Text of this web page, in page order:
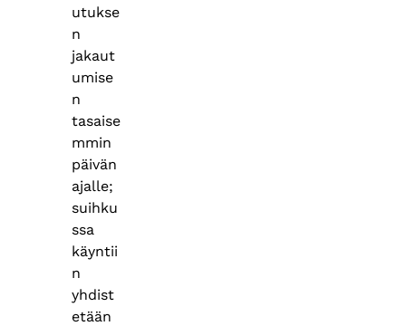
utukse
n
jakaut
umise
n
tasaise
mmin
päivän
ajalle;
suihku
ssa
käyntii
n
yhdist
etään